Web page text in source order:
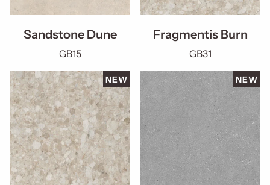
Sandstone Dune
GB15
Fragmentis Burn
GB31
NEW NEW